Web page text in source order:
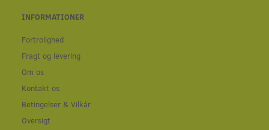
INFORMATIONER
Fortrolighed
Fragt og levering
Om os
Kontakt os
Betingelser & Vilkår
Oversigt